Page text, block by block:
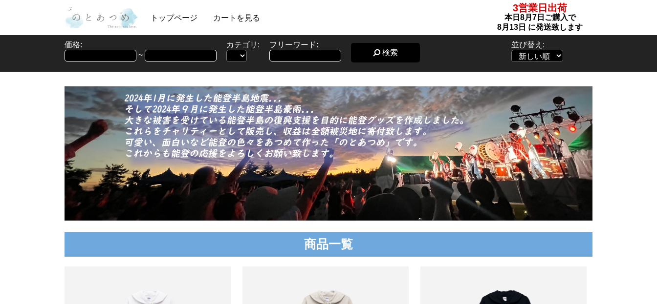
トップページ カートを見る
3営業日出荷
本日 8月7日 ご購入で
8月13日 に発送致します
価格:
~
カテゴリ:
フリーワード:
検索
並び替え:
商品一覧